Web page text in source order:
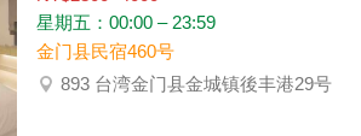
星期五：00:00 – 23:59
金门县民宿460号
893 台湾金门县金城镇後丰港29号